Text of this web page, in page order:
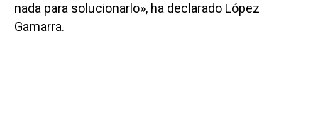
nada para solucionarlo», ha declarado López
Gamarra.